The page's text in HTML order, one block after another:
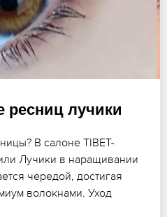
ресниц лучики
В салоне TIBET-
Лучики в наращивании
чередой, достигая
волокнами. Уход